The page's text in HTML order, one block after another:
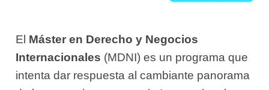
El Máster en Derecho y Negocios
Internacionales (MDNI) es un programa que
intenta dar respuesta al cambiante panorama